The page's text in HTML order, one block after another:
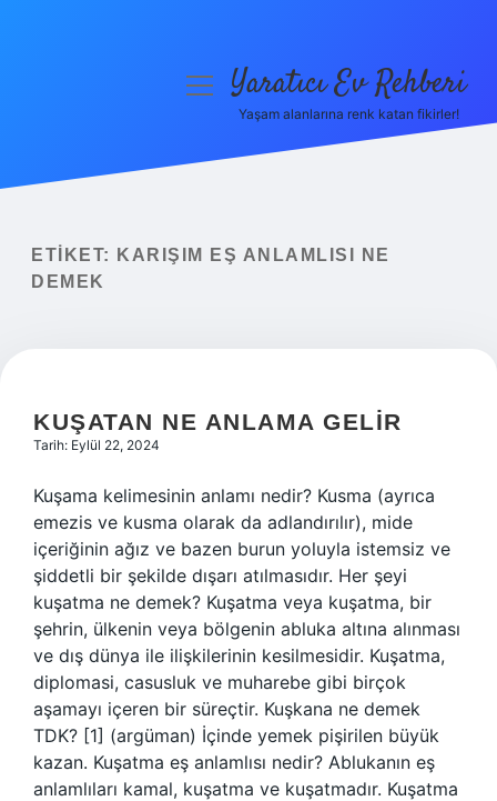
Yasal Uyarı
menüyüYaratıcı Ev Rehberi
Yaşam alanlarına renk katan fikirler!
ETIKET:
KARIŞIM EŞ ANLAMLISI NE
DEMEK
KUŞATAN NE ANLAMA GELIR
Tarih: Eylül 22, 2024
Kuşama kelimesinin anlamı nedir? Kusma (ayrıca
emezis ve kusma olarak da adlandırılır), mide
içeriğinin ağız ve bazen burun yoluyla istemsiz ve
şiddetli bir şekilde dışarı atılmasıdır. Her şeyi
kuşatma ne demek? Kuşatma veya kuşatma, bir
şehrin, ülkenin veya bölgenin abluka altına alınması
ve dış dünya ile ilişkilerinin kesilmesidir. Kuşatma,
diplomasi, casusluk ve muharebe gibi birçok
aşamayı içeren bir süreçtir. Kuşkana ne demek
TDK? [1] (argüman) İçinde yemek pişirilen büyük
kazan. Kuşatma eş anlamlısı nedir? Ablukanın eş
anlamlıları kamal, kuşatma ve kuşatmadır. Kuşatma